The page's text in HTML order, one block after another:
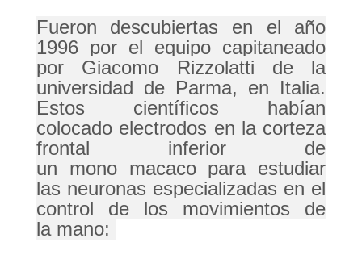
Fueron descubiertas en el año
1996 por el equipo capitaneado
por Giacomo Rizzolatti de la
universidad de Parma, en Italia.
Estos científicos habían
colocado electrodos en la corteza
frontal inferior de
un mono macacopara estudiar
las neuronas especializadas en el
control de los movimientos de
la mano: